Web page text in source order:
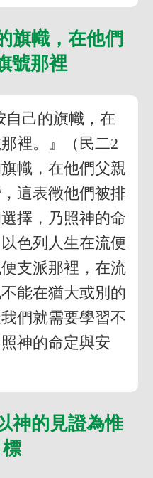
幟，在他們
號那裡
自己的旗幟，在
裡。』（民二2
幟，在他們父親
這表徵他們被排
擇，乃照神的命
色列人生在流便
支派那裡，在流
能在猶大或別的
們就需要學習不
神的命定與安
的見證為惟